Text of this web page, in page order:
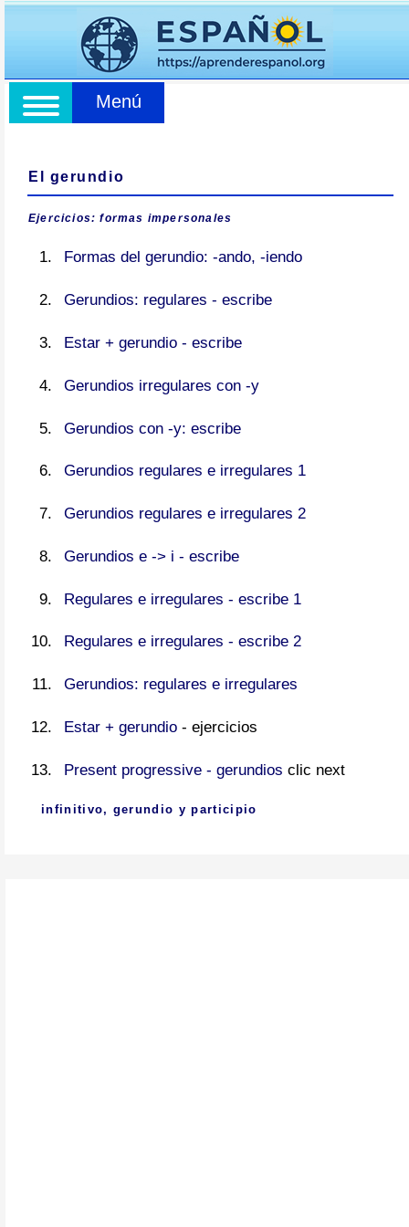
Menú
El gerundio
Ejercicios: formas impersonales
Formas del gerundio: -ando, -iendo
Gerundios: regulares - escribe
Estar + gerundio - escribe
Gerundios irregulares con -y
Gerundios con -y: escribe
Gerundios regulares e irregulares 1
Gerundios regulares e irregulares 2
Gerundios e -> i - escribe
Regulares e irregulares - escribe 1
Regulares e irregulares - escribe 2
Gerundios: regulares e irregulares
Estar + gerundio - ejercicios
Present progressive - gerundios clic next
infinitivo, gerundio y participio